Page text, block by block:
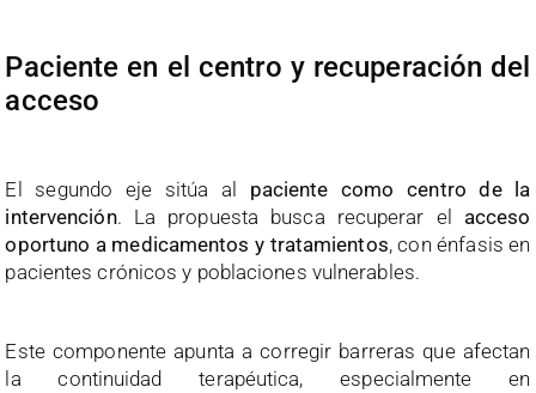
Paciente en el centro y recuperación del
acceso
El segundo eje sitúa al paciente como centro de la
intervención. La propuesta busca recuperar el acceso
oportuno a medicamentos y tratamientos, con énfasis en
pacientes crónicos y poblaciones vulnerables.
Este componente apunta a corregir barreras que afectan
la continuidad terapéutica, especialmente en